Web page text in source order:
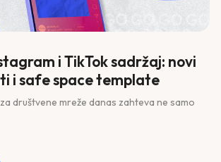
i TikTok sadržaj: novi
i safe space template
društvene mreže danas zahteva ne samo